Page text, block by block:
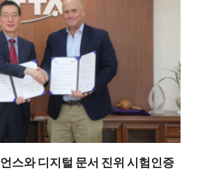
스와 디지털 문서 진위 시험인증